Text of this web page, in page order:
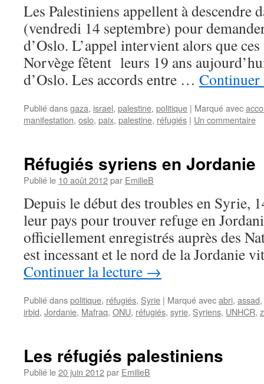
Les Palestiniens appellent à descendre
(vendredi 14 septembre) pour
d’Oslo. L’appel intervient alors que
Norvège fêtent leurs 19 ans
d’Oslo. Les accords entre …
Publié dansgaza, israel, palestine, politique | Marqué avec
manifestation, oslo, paix, palestine, réfugiés | Un commentaire
Réfugiés syriens en Jordanie
Publié le 10 août 2012par EmilieB
Depuis le début des troubles en Syrie,
leur pays pour trouver refuge en
officiellement enregistrés auprès des
est incessant et le nord de la Jordanie
Continuer la lecture →
Publié danspolitique, réfugiés, Syrie | Marqué avecabri, assad,
irbid, Jordanie, Mafraq, ONU, réfugiés, syrie, Syriens, UNHCR,
Les réfugiés palestiniens
Publié le20 juin 2012par EmilieB